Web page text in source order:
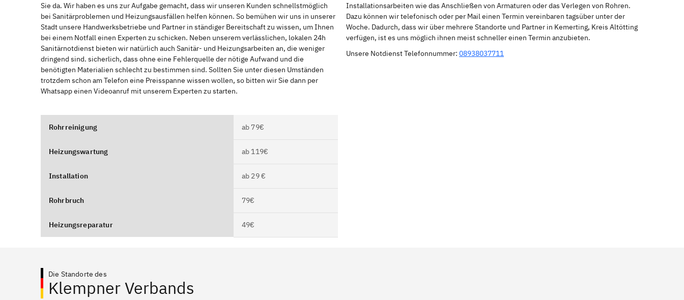
Sie da. Wir haben es uns zur Aufgabe gemacht, dass wir unseren Kunden schnellstmöglich
bei Sanitärproblemen und Heizungsausfällen helfen können. So bemühen wir uns in unserer
Stadt unsere Handwerksbetriebe und Partner in ständiger Bereitschaft zu wissen, um Ihnen
bei einem Notfall einen Experten zu schicken. Neben unserem verlässlichen, lokalen 24h
Sanitärnotdienst bieten wir natürlich auch Sanitär- und Heizungsarbeiten an, die weniger
dringend sind. sicherlich, dass ohne eine Fehlerquelle der nötige Aufwand und die
benötigten Materialien schlecht zu bestimmen sind. Sollten Sie unter diesen Umständen
trotzdem schon am Telefon eine Preisspanne wissen wollen, so bitten wir Sie dann per
Whatsapp einen Videoanruf mit unserem Experten zu starten.
Installationsarbeiten wie das Anschließen von Armaturen oder das Verlegen von Rohren.
Dazu können wir telefonisch oder per Mail einen Termin vereinbaren tagsüber unter der
Woche. Dadurch, dass wir über mehrere Standorte und Partner in Kemerting, Kreis Altötting
verfügen, ist es uns möglich ihnen meist schneller einen Termin anzubieten.
Unsere Notdienst Telefonnummer: 08938037711
Rohrreinigung ab 79€
Heizungswartung ab 119€
Installation ab 29 €
Rohrbruch 79€
Heizungsreparatur 49€
Die Standorte des
Klempner Verbands